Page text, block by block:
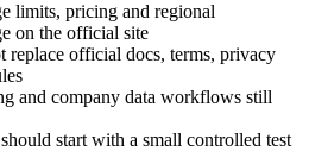
limits, pricing and regional
on the official site
replace official docs, terms, privacy
and company data workflows still
start with a small controlled test